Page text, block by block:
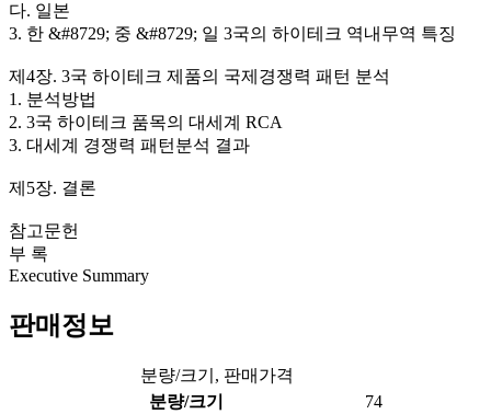
다. 일본
3. 한 &#8729; 중 &#8729; 일 3국의 하이테크 역내무역 특징
제4장. 3국 하이테크 제품의 국제경쟁력 패턴 분석
1. 분석방법
2. 3국 하이테크 품목의 대세계 RCA
3. 대세계 경쟁력 패턴분석 결과
제5장. 결론
참고문헌
부 록
Executive Summary
판매정보
분량/크기, 판매가격
분량/크기
74